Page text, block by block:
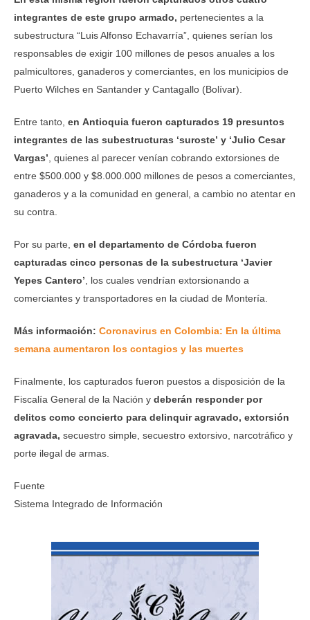
integrantes de este grupo armado, pertenecientes a la
subestructura “Luis Alfonso Echavarría”, quienes serían los
responsables de exigir 100 millones de pesos anuales a los
palmicultores, ganaderos y comerciantes, en los municipios de
Puerto Wilches en Santander y Cantagallo (Bolívar).
Entre tanto, en Antioquia fueron capturados 19 presuntos
integrantes de las subestructuras ‘suroste’ y ‘Julio Cesar
Vargas’ , quienes al parecer venían cobrando extorsiones de
entre $500.000 y $8.000.000 millones de pesos a comerciantes,
ganaderos y a la comunidad en general, a cambio no atentar en
su contra.
Por su parte, en el departamento de Córdoba fueron
capturadas cinco personas de la subestructura ‘Javier
Yepes Cantero’ , los cuales vendrían extorsionando a
comerciantes y transportadores en la ciudad de Montería.
Más información: Coronavirus en Colombia: En la última
semana aumentaron los contagios y las muertes
Finalmente, los capturados fueron puestos a disposición de la
Fiscalía General de la Nación y deberán responder por
delitos como concierto para delinquir agravado, extorsión
agravada, secuestro simple, secuestro extorsivo, narcotráfico y
porte ilegal de armas.
Fuente
Sistema Integrado de Información